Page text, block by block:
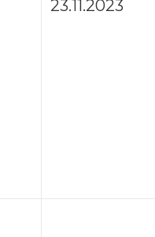
23.11.2023